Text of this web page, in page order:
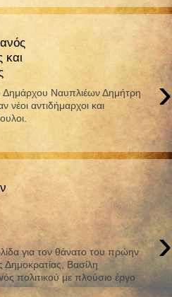
και
›
Ναυπλιέων Δημήτρη
νέοι αντιδήμαρχοι και
›
για τον θάνατο του πρώην
Δημοκρατίας, Βασίλη
πολιτικού με πλούσιο έργο